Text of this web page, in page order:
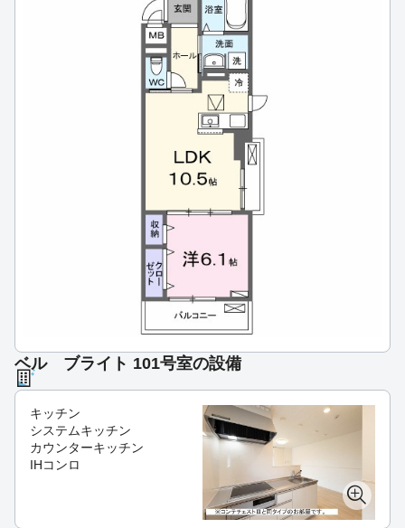
ベル ブライト 101号室の設備
キッチン
システムキッチン
カウンターキッチン
IHコンロ